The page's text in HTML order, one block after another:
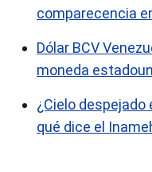
comparecencia
Dólar BCV
moneda
¿Cielo despejado
qué dice el